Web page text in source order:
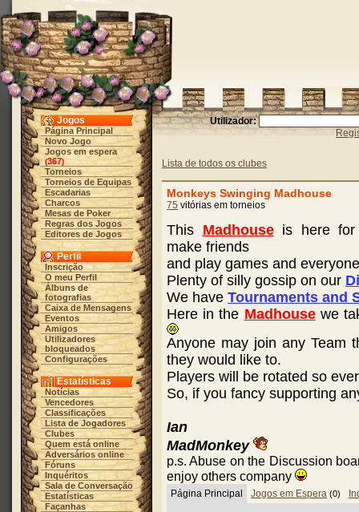
Jogos
Página Principal
Novo Jogo
Jogos em espera
(367)
Torneios
Torneios de Equipas
Escadarias
Charcos
Mesas de Poker
Regras dos Jogos
Editores de Jogos
Perfil
Inscrição
O meu Perfil
Álbuns de
fotografias
Caixa de Mensagens
Eventos
Amigos
Utilizadores
bloqueados
Configurações
Estatísticas
Notícias
Vencedores
Classificações
Lista de Jogadores
Clubes
Quem está online
Adversários online
Fóruns
Inquéritos
Sala de Conversação
Estatísticas
Façanhas
Utilizador:
Lista de todos os clubes
Monkeys Swinging Madhouse
75 vitórias em torneios
This Madhouseis here for
make friends
and play games and
Plenty of silly gossip on our
We have Tournaments and
Here in the Madhousewe
Anyone may join any Team
they would like to.
Players will be rotated so
So, if you fancy supporting
Ian
MadMonkey
p.s. Abuse on the Discussion
enjoy others company
Página Principal Jogos em Espera (0)